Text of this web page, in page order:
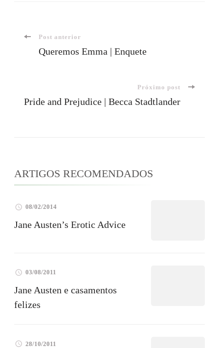
Navegação
post
Post anterior
Queremos Emma | Enquete
Próximo post
Pride and Prejudice | Becca Stadtlander
ARTIGOS RECOMENDADOS
08/02/2014
Jane Austen’s Erotic Advice
03/08/2011
Jane Austen e casamentos
felizes
28/10/2011